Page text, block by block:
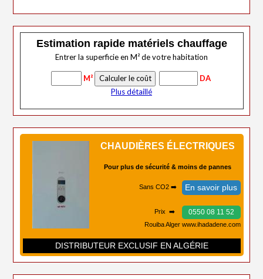
Estimation rapide matériels chauffage
Entrer la superficie en M² de votre habitation
M²
DA
Plus détaillé
CHAUDIÈRES ÉLECTRIQUES
Pour plus de sécurité & moins de pannes
Sans CO2 ➡️ En savoir plus
Prix ➡️ 0550 08 11 52
Rouiba Alger www.ihadadene.com
DISTRIBUTEUR EXCLUSIF EN ALGÉRIE